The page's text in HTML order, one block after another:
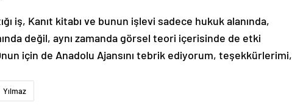
iş, Kanıt kitabı ve bunun işlevi sadece hukuk alanında,
değil, aynı zamanda görsel teori içerisinde de etki
için de Anadolu Ajansını tebrik ediyorum, teşekkürlerimi,
Yılmaz